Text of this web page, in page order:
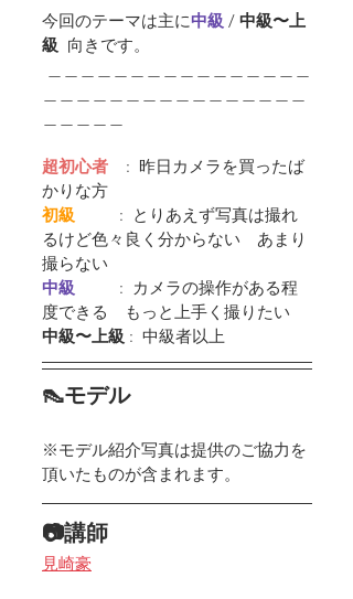
今回のテーマは主に中級 / 中級〜上
級 向きです。
超初心者
    :  昨日カメラを買ったば
かりな方
初級
:  とりあえず写真は撮れ
るけど色々良く分からない　あまり
撮らない
中級
:  カメラの操作がある程
度できる　もっと上手く撮りたい
中級〜上級 :  中級者以上
👠モデル
※モデル紹介写真は提供のご協力を
頂いたものが含まれます。
📷講師
見崎豪